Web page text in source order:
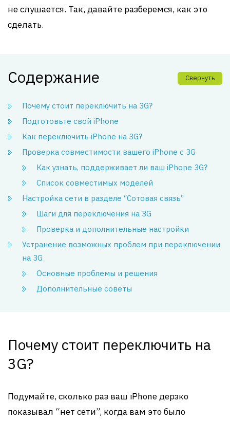
не слушается. Так, давайте разберемся, как это
сделать.
Содержание Свернуть
Почему стоит переключить на 3G?
Подготовьте свой iPhone
Как переключить iPhone на 3G?
Проверка совместимости вашего iPhone с 3G
Как узнать, поддерживает ли ваш iPhone 3G?
Список совместимых моделей
Настройка сети в разделе “Сотовая связь”
Шаги для переключения на 3G
Проверка и дополнительные настройки
Устранение возможных проблем при переключении
на 3G
Основные проблемы и решения
Дополнительные советы
Почему стоит переключить на
3G?
Подумайте, сколько раз ваш iPhone дерзко
показывал “нет сети”, когда вам это было